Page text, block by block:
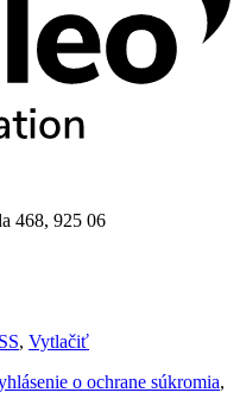
468, 925 06
, Vytlačiť
o ochrane súkromia,